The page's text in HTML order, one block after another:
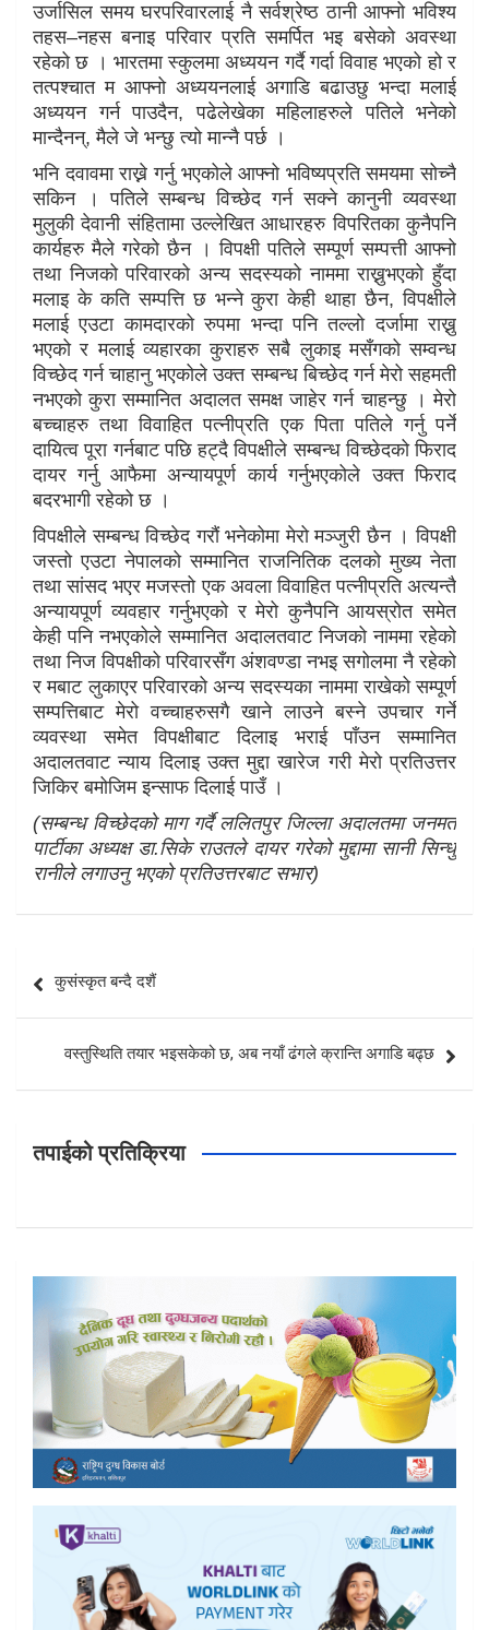
उर्जासिल समय घरपरिवारलाई नै सर्वश्रेष्ठ ठानी आफ्नो भविश्य
तहस–नहस बनाइ परिवार प्रति समर्पित भइ बसेको अवस्था
रहेको छ । भारतमा स्कुलमा अध्ययन गर्दै गर्दा विवाह भएको हो र
तत्पश्चात म आफ्नो अध्ययनलाई अगाडि बढाउछु भन्दा मलाई
अध्ययन गर्न पाउदैन, पढेलेखेका महिलाहरुले पतिले भनेको
मान्दैनन्, मैले जे भन्छु त्यो मान्नै पर्छ ।
भनि दवावमा राख्ने गर्नु भएकोले आफ्नो भविष्यप्रति समयमा सोच्नै
सकिन । पतिले सम्बन्ध विच्छेद गर्न सक्ने कानुनी व्यवस्था
मुलुकी देवानी संहितामा उल्लेखित आधारहरु विपरितका कुनैपनि
कार्यहरु मैले गरेको छैन । विपक्षी पतिले सम्पूर्ण सम्पत्ती आफ्नो
तथा निजको परिवारको अन्य सदस्यको नाममा राख्नुभएको हुँदा
मलाइ के कति सम्पत्ति छ भन्ने कुरा केही थाहा छैन, विपक्षीले
मलाई एउटा कामदारको रुपमा भन्दा पनि तल्लो दर्जामा राख्नु
भएको र मलाई व्यहारका कुराहरु सबै लुकाइ मसँगको सम्वन्ध
विच्छेद गर्न चाहानु भएकोले उक्त सम्बन्ध बिच्छेद गर्न मेरो सहमती
नभएको कुरा सम्मानित अदालत समक्ष जाहेर गर्न चाहन्छु । मेरो
बच्चाहरु तथा विवाहित पत्नीप्रति एक पिता पतिले गर्नु पर्ने
दायित्व पूरा गर्नबाट पछि हट्दै विपक्षीले सम्बन्ध विच्छेदको फिराद
दायर गर्नु आफैमा अन्यायपूर्ण कार्य गर्नुभएकोले उक्त फिराद
बदरभागी रहेको छ ।
विपक्षीले सम्बन्ध विच्छेद गरौं भनेकोमा मेरो मञ्जुरी छैन । विपक्षी
जस्तो एउटा नेपालको सम्मानित राजनितिक दलको मुख्य नेता
तथा सांसद भएर मजस्तो एक अवला विवाहित पत्नीप्रति अत्यन्तै
अन्यायपूर्ण व्यवहार गर्नुभएको र मेरो कुनैपनि आयस्रोत समेत
केही पनि नभएकोले सम्मानित अदालतवाट निजको नाममा रहेको
तथा निज विपक्षीको परिवारसँग अंशवण्डा नभइ सगोलमा नै रहेको
र मबाट लुकाएर परिवारको अन्य सदस्यका नाममा राखेको सम्पूर्ण
सम्पत्तिबाट मेरो वच्चाहरुसगै खाने लाउने बस्ने उपचार गर्ने
व्यवस्था समेत विपक्षीबाट दिलाइ भराई पाँउन सम्मानित
अदालतवाट न्याय दिलाइ उक्त मुद्दा खारेज गरी मेरो प्रतिउत्तर
जिकिर बमोजिम इन्साफ दिलाई पाउँ ।
(सम्बन्ध विच्छेदको माग गर्दै ललितपुर जिल्ला अदालतमा जनमत
पार्टीका अध्यक्ष डा.सिके राउतले दायर गरेको मुद्दामा सानी सिन्धु
रानीले लगाउनु भएको प्रतिउत्तरबाट सभार)
navigation
कुसंस्कृत बन्दै दशैं
वस्तुस्थिति तयार भइसकेको छ, अब नयाँ ढंगले क्रान्ति अगाडि बढ्छ
तपाईको प्रतिक्रिया